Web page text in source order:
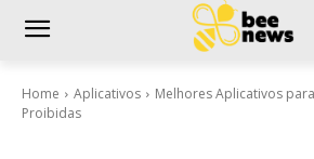
Home Aplicativos
Melhores Aplicativos
Proibidas